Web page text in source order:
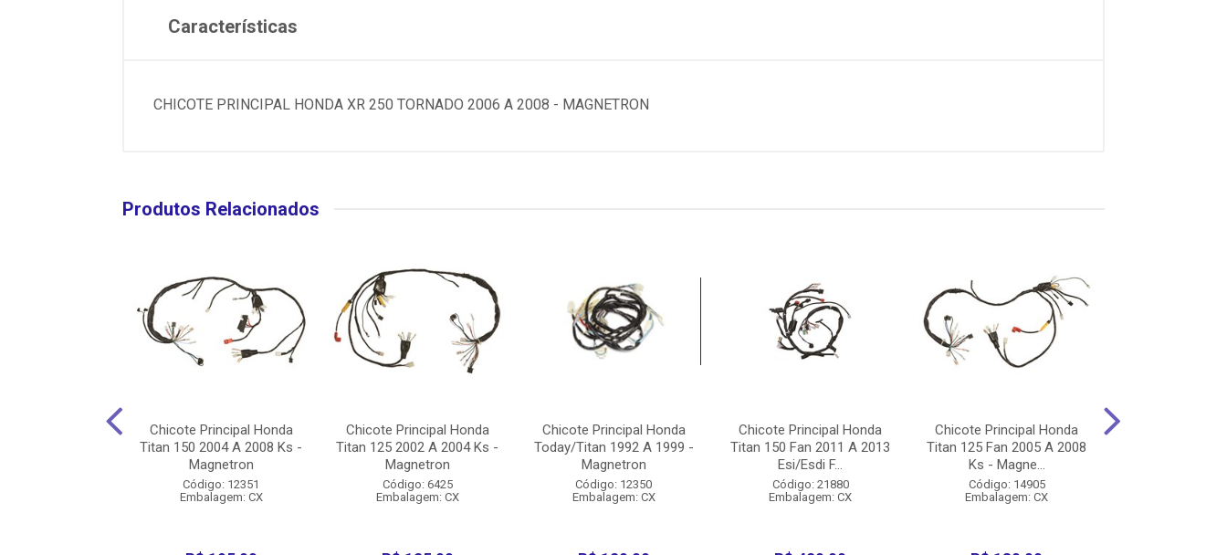
Características
CHICOTE PRINCIPAL HONDA XR 250 TORNADO 2006 A 2008 - MAGNETRON
Produtos Relacionados
Chicote Principal Honda
Titan 150 2004 A 2008 Ks -
Magnetron
Código: 12351
Embalagem: CX
Chicote Principal Honda
Titan 125 2002 A 2004 Ks -
Magnetron
Código: 6425
Embalagem: CX
Chicote Principal Honda
Today/Titan 1992 A 1999 -
Magnetron
Código: 12350
Embalagem: CX
Chicote Principal Honda
Titan 150 Fan 2011 A 2013
Esi/Esdi F...
Código: 21880
Embalagem: CX
Chicote Principal Honda
Titan 125 Fan 2005 A 2008
Ks - Magne...
Código: 14905
Embalagem: CX